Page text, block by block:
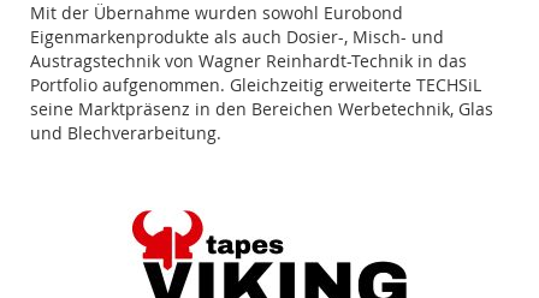
Mit der Übernahme wurden sowohl Eurobond
Eigenmarkenprodukte als auch Dosier-, Misch- und
Austragstechnik von Wagner Reinhardt-Technik in das
Portfolio aufgenommen. Gleichzeitig erweiterte TECHSiL
seine Marktpräsenz in den Bereichen Werbetechnik, Glas
und Blechverarbeitung.